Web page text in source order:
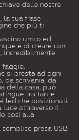
delle nostre
la tua frase
che più ti
unico ed
e di creare con
incredibilmente
faggio.
si presta ad ogni
da scrivania, da
della casa, può
tra tante.
led che posizionati
luce attraverso il
così alla
presa USB